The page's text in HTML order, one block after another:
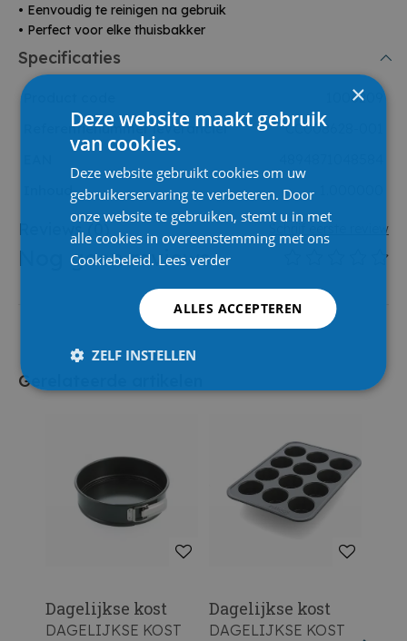
• Eenvoudig te reinigen na gebruik
• Perfect voor elke thuisbakker
Specificaties
1006209
Referentienummer leverancier
CC008628-001
Inhoud
Reviews Schrijf eerste review
Nog geen reviews
Gerelateerde artikelen
Dagelijkse kost
DAGELIJKSE KOST
Dagelijkse kost
DAGELIJKSE KOST
×
Deze website maakt gebruik
van cookies.
Deze website gebruikt cookies om uw
gebruikerservaring te verbeteren. Door
onze website te gebruiken, stemt u in met
alle cookies in overeenstemming met ons
Cookiebeleid. Lees verder
ALLES ACCEPTEREN
ZELF INSTELLEN